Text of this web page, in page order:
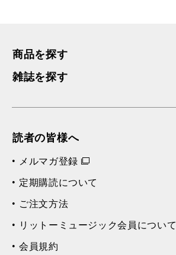
商品を探す
雑誌を探す
読者の皆様へ
メルマガ登録
定期購読について
ご注文方法
リットーミュージック会員について
会員規約